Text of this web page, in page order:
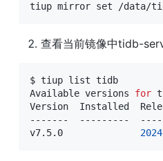
tiup mirror set /data/
查看当前镜像中tidb-
$ tiup list tidb
Available versions for
Version  Installed
-------  ---------
v7.5.0 2024